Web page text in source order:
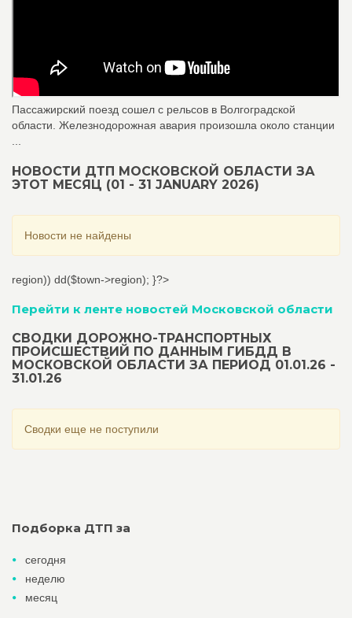
Пассажирский поезд сошел с рельсов в Волгоградской
области. Железнодорожная авария произошла около станции
НОВОСТИ ДТП МОСКОВСКОЙ ОБЛАСТИ ЗА
ЭТОТ МЕСЯЦ (01 - 31 JANUARY 2026)
Новости не найдены
region)) dd($town->region); }?>
Перейти к ленте новостей Московской области
СВОДКИ ДОРОЖНО-ТРАНСПОРТНЫХ
ПРОИСШЕСТВИЙ ПО ДАННЫМ ГИБДД В
МОСКОВСКОЙ ОБЛАСТИ ЗА ПЕРИОД 01.01.26 -
31.01.26
Сводки еще не поступили
Подборка ДТП за
сегодня
неделю
месяц